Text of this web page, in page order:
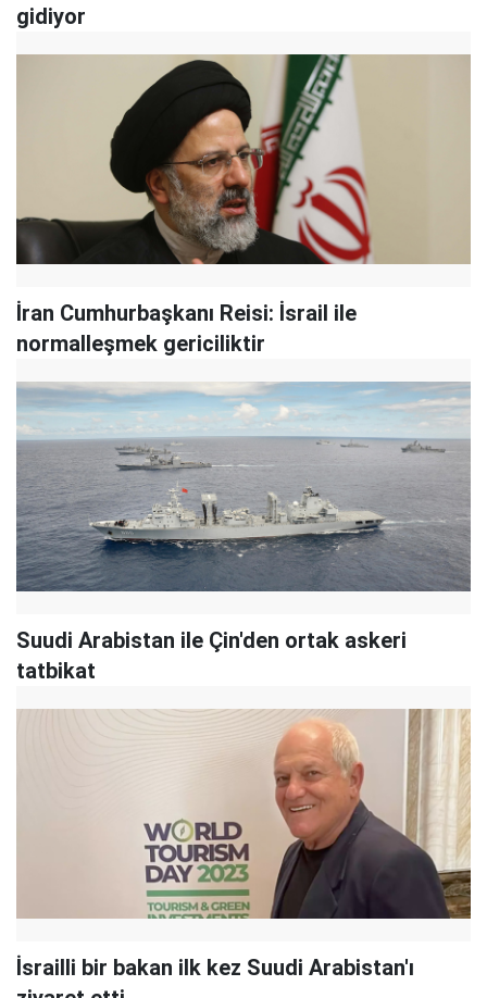
gidiyor
İran Cumhurbaşkanı Reisi: İsrail ile
normalleşmek gericiliktir
Suudi Arabistan ile Çin'den ortak askeri
tatbikat
İsrailli bir bakan ilk kez Suudi Arabistan'ı